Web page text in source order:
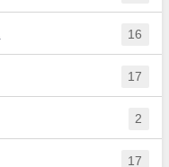
16
17
2
17